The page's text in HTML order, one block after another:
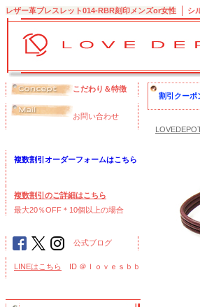
レザー革ブレスレット014-RBR刻印メンズor女性 シ
こだわり＆特徴
お問い合わせ
複数割引オーダーフォームはこちら
複数割引のご詳細はこちら
最大20％OFF＊10個以上の場合
公式ブログ
LINEはこちら ID ＠ｌｏｖｅｓｂｂ
割引クーポ